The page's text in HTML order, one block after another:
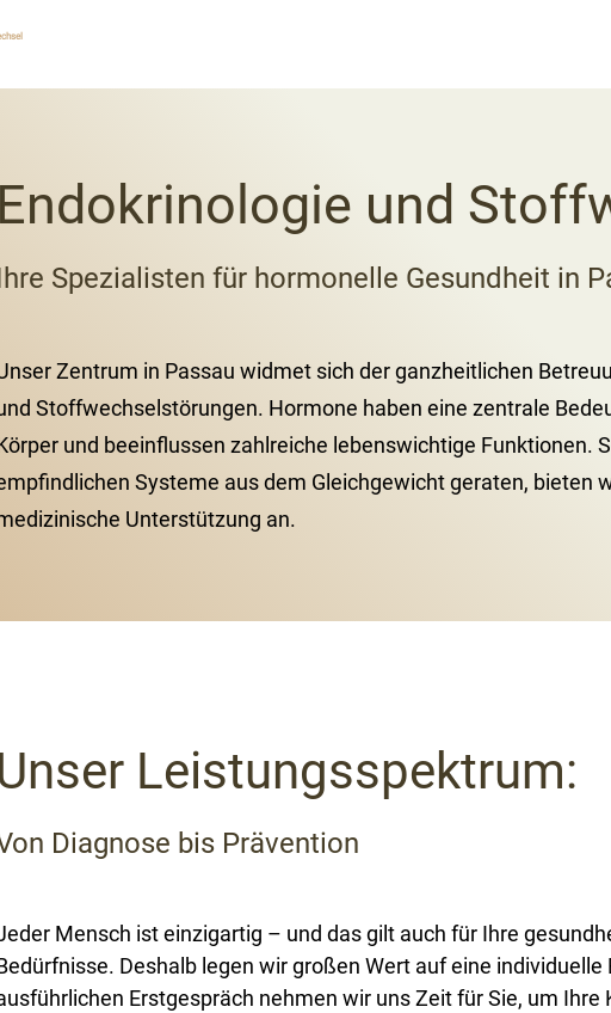
Endokrinologie und
Spezialisten für hormonelle Gesundheit in
Zentrum in Passau widmet sich der ganzheitlichen
Stoffwechselstörungen. Hormone haben eine zentrale
und beeinflussen zahlreiche lebenswichtige Funktionen.
Systeme aus dem Gleichgewicht geraten, bieten
Unterstützung an.
Leistungsspektrum:
Diagnose bis Prävention
Mensch ist einzigartig – und das gilt auch für Ihre
Deshalb legen wir großen Wert auf eine individuelle
Erstgespräch nehmen wir uns Zeit für Sie, um Ihre